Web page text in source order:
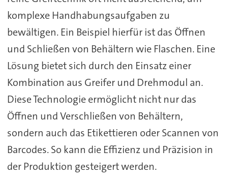
komplexe Handhabungsaufgaben zu
bewältigen. Ein Beispiel hierfür ist das Öffnen
und Schließen von Behältern wie Flaschen. Eine
Lösung bietet sich durch den Einsatz einer
Kombination aus Greifer und Drehmodul an.
Diese Technologie ermöglicht nicht nur das
Öffnen und Verschließen von Behältern,
sondern auch das Etikettieren oder Scannen von
Barcodes. So kann die Effizienz und Präzision in
der Produktion gesteigert werden.